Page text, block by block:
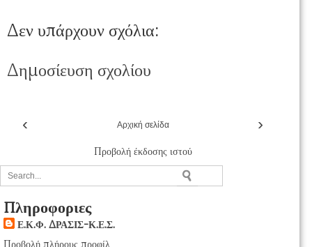
Δεν υπάρχουν σχόλια:
Δημοσίευση σχολίου
‹ ›
Αρχική σελίδα
Προβολή έκδοσης ιστού
Πληροφοριες
Ε.Κ.Φ. ΔΡΑΣΙΣ-Κ.Ε.Σ.
Προβολή πλήρους προφίλ